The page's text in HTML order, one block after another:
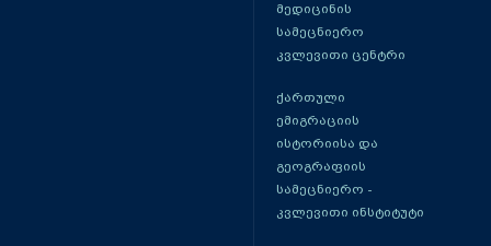
მედიცინის
სამეცნიერო
კვლევითი ცენტრი
ქართული
ემიგრაციის
ისტორიისა და
გეოგრაფიის
სამეცნიერო -
კვლევითი ინსტიტუტი